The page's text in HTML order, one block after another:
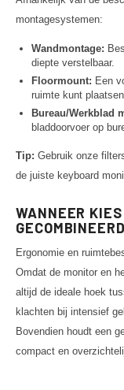
montagesystemen:
Wandmontage:
diepte verstelbaar.
Floormount: Een
ruimte kunt plaatsen.
Bureau/Werkblad
bladdoorvoer op
Tip: Gebruik onze
de juiste keyboard
WANNEER
Ergonomie en
Omdat de monitor en
altijd de ideale hoek
klachten bij intensief
Bovendien houdt een
compact en